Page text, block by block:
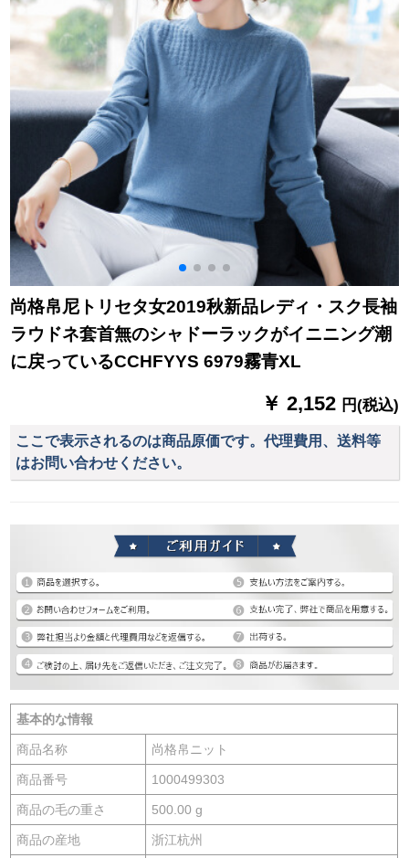
尚格帛尼トリセタ女2019秋新品レディ・スク長袖
ラウドネ套首無のシャドーラックがイニニング潮
に戻っているCCHFYYS 6979霧青XL
￥ 2,152 円(税込)
ここで表示されるのは商品原価です。代理費用、送料等
はお問い合わせください。
基本的な情報
商品名称 尚格帛ニット
商品番号 1000499303
商品の毛の重さ 500.00 g
商品の産地 浙江杭州